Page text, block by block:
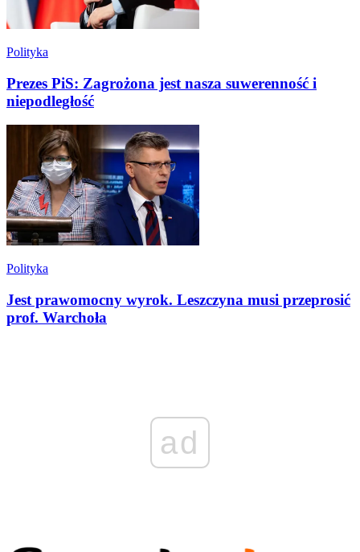
Polityka
Prezes PiS: Zagrożona jest nasza suwerenność i
niepodległość
Polityka
Jest prawomocny wyrok. Leszczyna musi przeprosić
prof. Warchoła
ad